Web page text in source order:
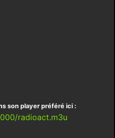
son player préféré ici :
radioact.m3u